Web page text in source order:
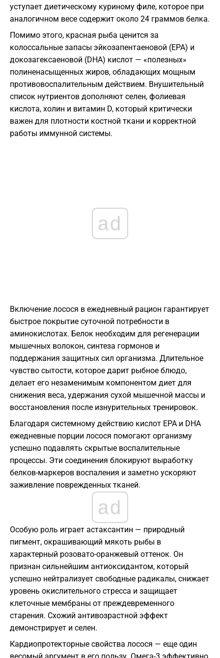
уступает диетическому куриному филе, которое при
аналогичном весе содержит около 24 граммов белка.
Помимо этого, красная рыба ценится за
колоссальные запасы эйкозапентаеновой (EPA) и
докозагексаеновой (DHA) кислот — «полезных»
полиненасыщенных жиров, обладающих мощным
противовоспалительным действием. Внушительный
список нутриентов дополняют селен, фолиевая
кислота, холин и витамин D, который критически
важен для плотности костной ткани и корректной
работы иммунной системы.
ad
Включение лосося в ежедневный рацион гарантирует
быстрое покрытие суточной потребности в
аминокислотах. Белок необходим для регенерации
мышечных волокон, синтеза гормонов и
поддержания защитных сил организма. Длительное
чувство сытости, которое дарит рыбное блюдо,
делает его незаменимым компонентом диет для
снижения веса, удержания сухой мышечной массы и
восстановления после изнурительных тренировок.
Благодаря системному действию кислот EPA и DHA
ежедневные порции лосося помогают организму
успешно подавлять скрытые воспалительные
процессы. Эти соединения блокируют выработку
белков-маркеров воспаления и заметно ускоряют
заживление поврежденных тканей.
ad
Особую роль играет астаксантин — природный
пигмент, окрашивающий мякоть рыбы в
характерный розовато-оранжевый оттенок. Он
признан сильнейшим антиоксидантом, который
успешно нейтрализует свободные радикалы, снижает
уровень окислительного стресса и защищает
клеточные мембраны от преждевременного
старения. Схожий антивозрастной эффект
демонстрирует и селен.
Кардиопротекторные свойства лосося — еще один